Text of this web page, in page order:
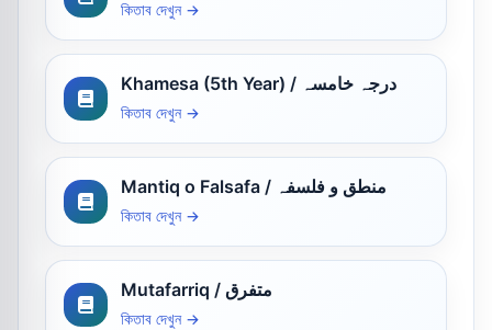
কিতাব দেখুন →
Khamesa (5th Year) / درجہ خامسہ
কিতাব দেখুন →
Mantiq o Falsafa / منطق و فلسفہ
কিতাব দেখুন →
Mutafarriq / متفرق
কিতাব দেখুন →